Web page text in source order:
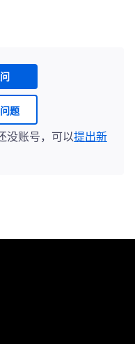
题
没账号，可以提出新